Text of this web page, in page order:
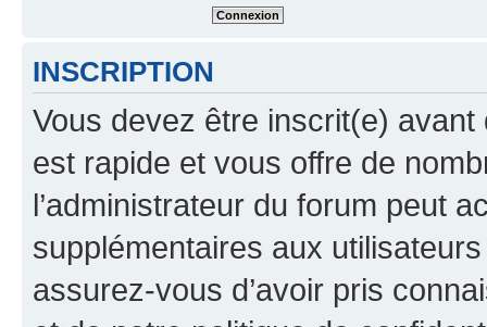
INSCRIPTION
Vous devez être inscrit(e) avant
est rapide et vous offre de
l’administrateur du forum peut
supplémentaires aux
assurez-vous d’avoir pris